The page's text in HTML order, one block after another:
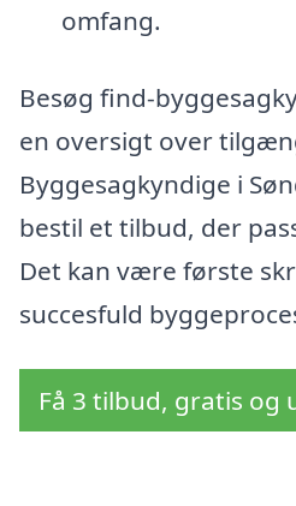
omfang.
Besøg find-
en oversigt over
Byggesagkyndige i
bestil et tilbud, der
Det kan være første
succesfuld
Få 3 tilbud, gratis og